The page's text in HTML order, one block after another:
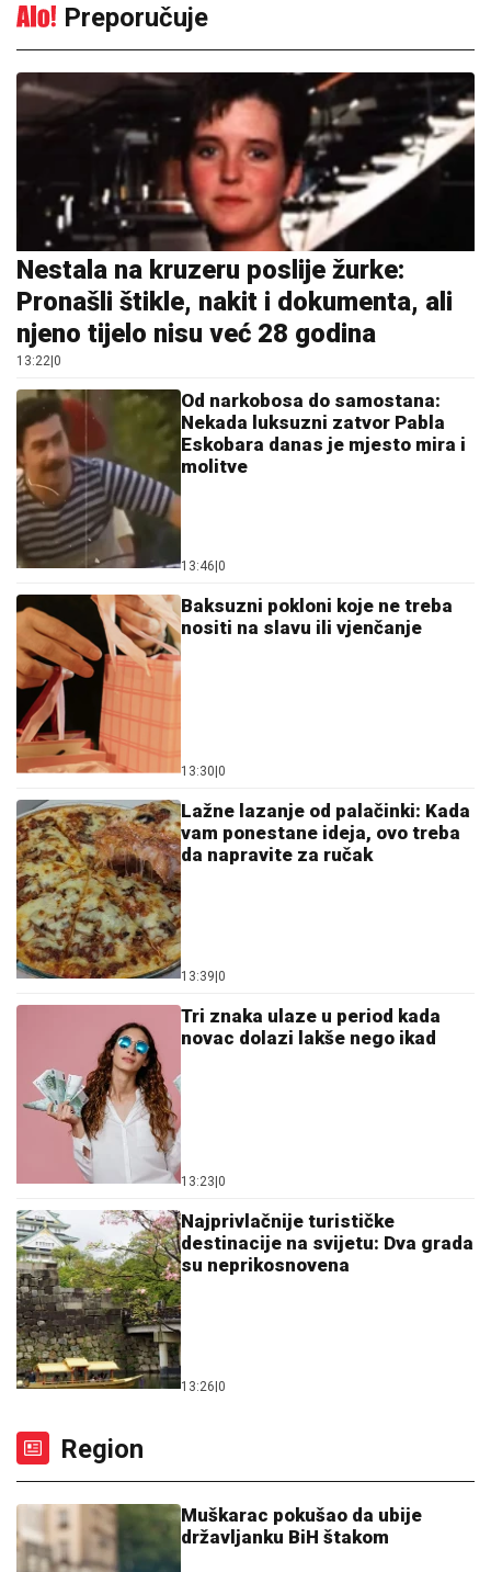
Preporučuje
Nestala na kruzeru poslije žurke:
Pronašli štikle, nakit i dokumenta, ali
njeno tijelo nisu već 28 godina
13:22|0
Od narkobosa do samostana:
Nekada luksuzni zatvor Pabla
Eskobara danas je mjesto mira i
molitve
13:46|0
Baksuzni pokloni koje ne treba
nositi na slavu ili vjenčanje
13:30|0
Lažne lazanje od palačinki: Kada
vam ponestane ideja, ovo treba
da napravite za ručak
13:39|0
Tri znaka ulaze u period kada
novac dolazi lakše nego ikad
13:23|0
Najprivlačnije turističke
destinacije na svijetu: Dva grada
su neprikosnovena
13:26|0
Region
Muškarac pokušao da ubije
državljanku BiH štakom